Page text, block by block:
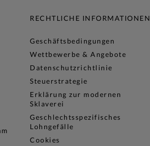
RECHTLICHE INFORMATIONEN
Geschäftsbedingungen
Wettbewerbe & Angebote
Datenschutzrichtlinie
Steuerstrategie
Erklärung zur modernen
Sklaverei
Geschlechtsspezifisches
Lohngefälle
Cookies